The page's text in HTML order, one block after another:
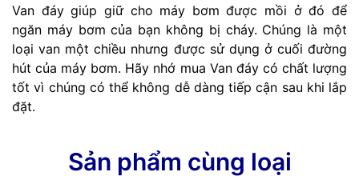
Van đáy giúp giữ cho máy bơm được mồi ở đó để
ngăn máy bơm của bạn không bị cháy. Chúng là một
loại van một chiều nhưng được sử dụng ở cuối đường
hút của máy bơm. Hãy nhớ mua Van đáy có chất lượng
tốt vì chúng có thể không dễ dàng tiếp cận sau khi lắp
đặt.
Sản phẩm cùng loại